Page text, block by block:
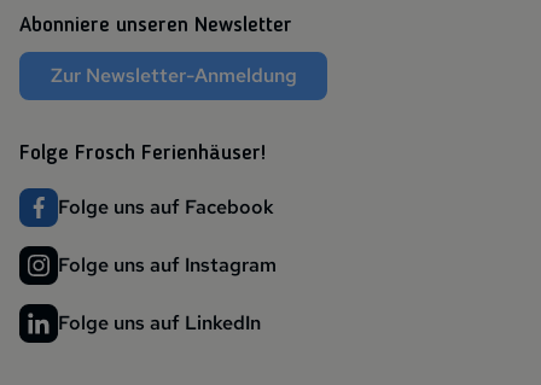
Abonniere unseren Newsletter
Zur Newsletter-Anmeldung
Folge Frosch Ferienhäuser!
Folge uns auf Facebook
Folge uns auf Instagram
Folge uns auf LinkedIn